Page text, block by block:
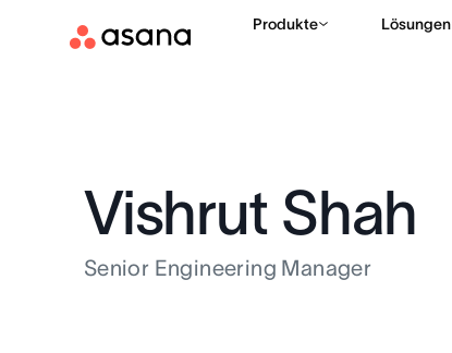
Produkte Lösungen
Vishrut Shah
Senior Engineering Manager